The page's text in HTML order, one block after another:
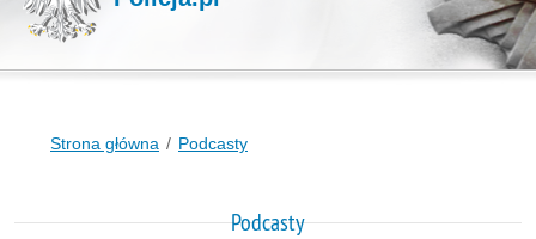
Strona główna Podcasty
Podcasty